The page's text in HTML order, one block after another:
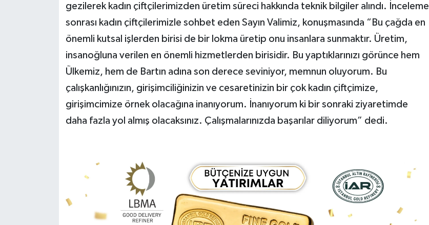
gezilerek kadın çiftçilerimizden üretim süreci hakkında teknik bilgiler alındı. İnceleme
sonrası kadın çiftçilerimizle sohbet eden Sayın Valimiz, konuşmasında “Bu çağda en
önemli kutsal işlerden birisi de bir lokma üretip onu insanlara sunmaktır. Üretim,
insanoğluna verilen en önemli hizmetlerden birisidir. Bu yaptıklarınızı görünce hem
Ülkemiz, hem de Bartın adına son derece seviniyor, memnun oluyorum. Bu
çalışkanlığınızın, girişimciliğinizin ve cesaretinizin bir çok kadın çiftçimize,
girişimcimize örnek olacağına inanıyorum. İnanıyorum ki bir sonraki ziyaretimde
daha fazla yol almış olacaksınız. Çalışmalarınızda başarılar diliyorum” dedi.